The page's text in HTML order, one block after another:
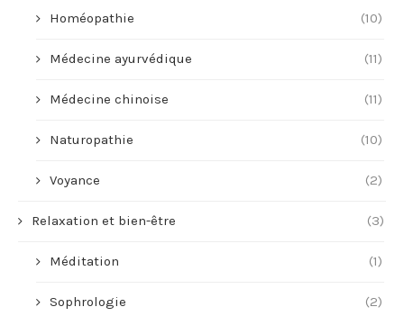
Homéopathie (10)
Médecine ayurvédique (11)
Médecine chinoise (11)
Naturopathie (10)
Voyance (2)
Relaxation et bien-être (3)
Méditation (1)
Sophrologie (2)